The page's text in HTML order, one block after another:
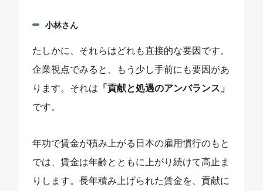
小林さん
たしかに、それらはどれも直接的な要因です。
企業視点でみると、もう少し手前にも要因があ
ります。それは 「貢献と処遇のアンバランス」
です。
年功で賃金が積み上がる日本の雇用慣行のもと
では、賃金は年齢とともに上がり続けて高止ま
りします。長年積み上げられた賃金を、貢献に